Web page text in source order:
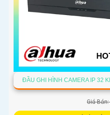
ĐẦU GHI HÌNH CAMERA IP 32
Giá